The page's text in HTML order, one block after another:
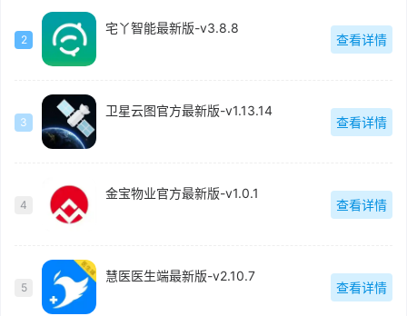
2
宅丫智能最新版-v3.8.8
查看详情
3
卫星云图官方最新版-v1.13.14
查看详情
4
金宝物业官方最新版-v1.0.1
查看详情
5
慧医医生端最新版-v2.10.7
查看详情